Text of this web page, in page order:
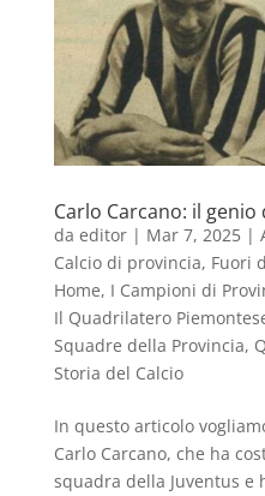
Carlo Carcano: il
da editor| Mar 7, 2025|
Calcio di provincia, Fuori
Home, I Campioni di
Il Quadrilatero
Squadre della Provincia,
Storia del Calcio
In questo articolo
Carlo Carcano, che ha
squadra della Juventus e